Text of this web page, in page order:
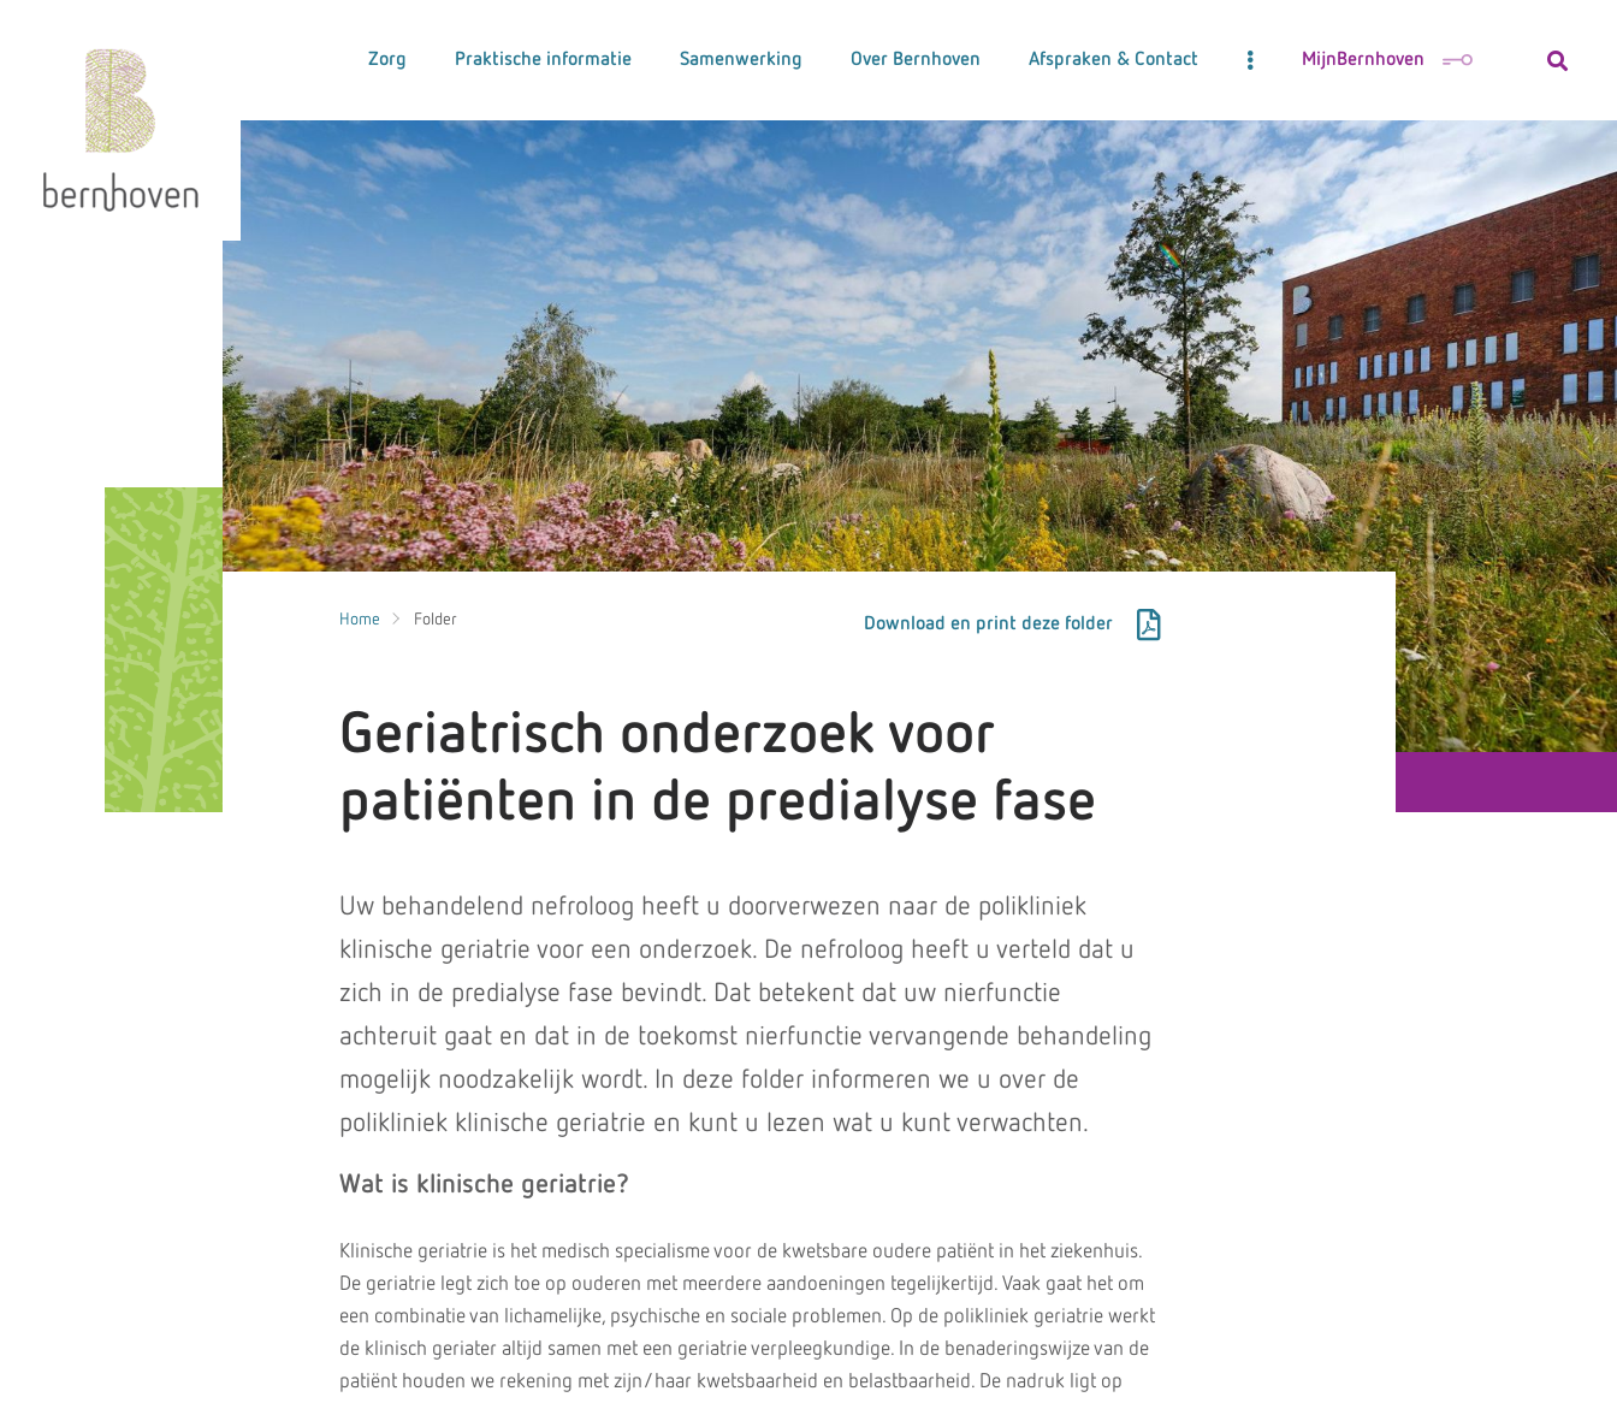
Zorg Praktische informatie Samenwerking Over Bernhoven Afspraken & Contact MijnBernhoven
Home Folder Download en print deze folder
Geriatrisch onderzoek voor
patiënten in de predialyse fase
Uw behandelend nefroloog heeft u doorverwezen naar de polikliniek
klinische geriatrie voor een onderzoek. De nefroloog heeft u verteld dat u
zich in de predialyse fase bevindt. Dat betekent dat uw nierfunctie
achteruit gaat en dat in de toekomst nierfunctie vervangende behandeling
mogelijk noodzakelijk wordt. In deze folder informeren we u over de
polikliniek klinische geriatrie en kunt u lezen wat u kunt verwachten.
Wat is klinische geriatrie?
Klinische geriatrie is het medisch specialisme voor de kwetsbare oudere patiënt in het ziekenhuis.
De geriatrie legt zich toe op ouderen met meerdere aandoeningen tegelijkertijd. Vaak gaat het om
een combinatie van lichamelijke, psychische en sociale problemen. Op de polikliniek geriatrie werkt
de klinisch geriater altijd samen met een geriatrie verpleegkundige. In de benaderingswijze van de
patiënt houden we rekening met zijn/haar kwetsbaarheid en belastbaarheid. De nadruk ligt op